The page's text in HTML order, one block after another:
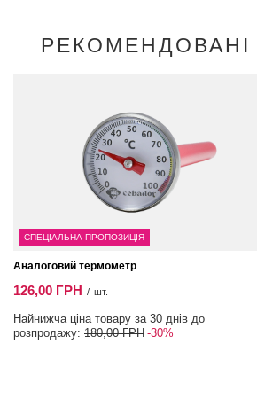
РЕКОМЕНДОВАНІ
СПЕЦІАЛЬНА ПРОПОЗИЦІЯ
Аналоговий термометр
126,00 ГРН / шт.
Найнижча ціна товару за 30 днів до
розпродажу: 180,00 ГРН -30%